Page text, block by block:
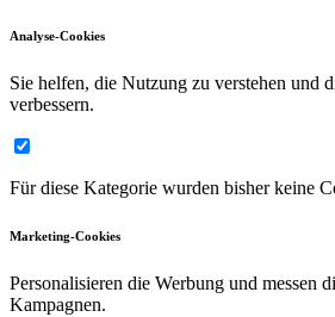
Analyse-Cookies
Sie helfen, die Nutzung zu verstehen und
verbessern.
Für diese Kategorie wurden bisher keine
Marketing-Cookies
Personalisieren die Werbung und messen
Kampagnen.